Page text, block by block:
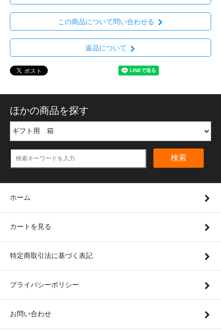
この商品について問い合わせる
返品について
ほかの商品を探す
検索
ホーム
カートを見る
特定商取引法に基づく表記
プライバシーポリシー
お問い合わせ